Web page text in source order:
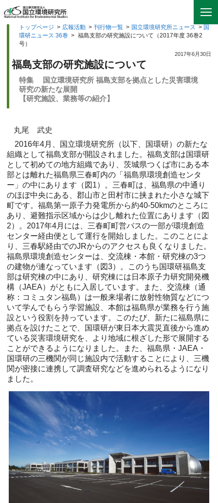
トップページ > 広報活動 > 刊行物一覧 > 国立環境研究所ニュース > 国
環研ニュース 36巻 > 福島支部の研究施設について（2017年度 36巻2
号）
2017年6月30日
福島支部の研究施設について
特集 国立環境研究所 福島支部を拠点とした災害環境
研究の新たな展開
【研究施設、業務等の紹介】
丸尾 武史
2016年4月、国立環境研究所（以下、国環研）の新たな
組織として福島支部が開設されました。福島支部は国環研
として初めての地方組織であり、茨城県つくば市にある本
部とは離れた福島県三春町内の「福島県環境創造センタ
ー」の中にあります（図1）。三春町は、福島県の中通り
のほぼ中央にある、郡山市と田村市に挟まれた小さな城下
町です。福島第一原子力発電所から約40-50kmのところに
あり、避難指示区域からは少し離れた位置にあります（図
2）。2017年4月には、三春町町営バスの一部が環境創造
センター経由便として運行を開始しました。このことによ
り、三春駅経由でのJRからのアクセスも良くなりました。
福島県環境創造センターは、交流棟・本館・研究棟の3つ
の建物が連なっています（図3）。このうち国環研福島支
部は研究棟の中にあり、研究棟には日本原子力研究開発機
構（JAEA）がともに入居しています。また、交流棟（通
称：コミュタン福島）は一般来場者に放射性物質などにつ
いて学んでもらう学習施設、本館は福島県が業務を行う施
設という役割を持っています。このたび、新たに福島県に
拠点を設けたことで、国環研が東日本大震災直後から進め
ている災害環境研究を、より地域に根ざした形で展開する
ことができるようになりました。また、福島県・JAEA・
国環研の三機関が同じ施設内で活動することにより、三機
関が密接に連携して調査研究などを進められるようになり
ました。